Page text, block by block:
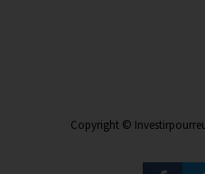
Copyright ©